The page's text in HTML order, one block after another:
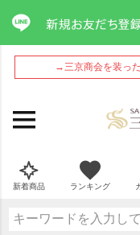
→三京商会を装っ
新着商品 ランキング